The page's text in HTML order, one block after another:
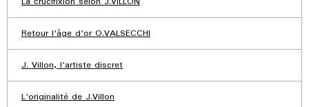
Retour l'âge d'or O.VALSECCHI
J. Villon, l'artiste discret
L'originalité de J.Villon